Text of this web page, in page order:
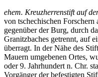
ehem. Kreuzherrenstift auf
von tschechischen Forschern
gegenüber der Burg, durch
Granitzbaches getrennt, auf
überragt. In der Nähe des
Mauern umgebenen Ortes,
oder 9. Jahrhundert n. Chr.
Vorgänger der befestigten